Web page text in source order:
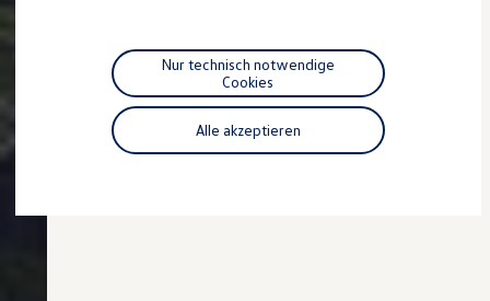
Individualisieren
Wallbox und Ladekabel
Digitale Extras
Dienste für Ihr Modell finden
Volkswagen Apps, Login und Shop
Handy und Fahrzeug verbinden
Alle akzeptieren
Nur technisch notwendige
Cookies